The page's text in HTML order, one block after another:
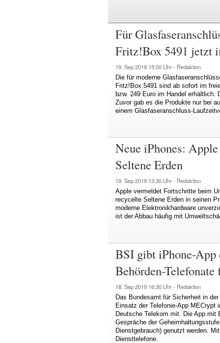
Für
Fritz!Box 5491 jetzt
19. Sep 2019 15:00 Uhr - Redaktion
Die für moderne
Fritz!Box 5491 sind ab sofort im
bzw. 249 Euro im Handel erhältlich.
Zuvor gab es die Produkte nur bei
einem Glasfaseranschluss-
Neue iPhones:
Seltene Erden
19. Sep 2019 13:30 Uhr - Redaktion
Apple vermeldet Fortschritte beim
recycelte Seltene Erden in seinen
moderne Elektronikhardware
ist der Abbau häufig mit
BSI gibt iPhone-
Behörden-Telefonate
18. Sep 2019 16:30 Uhr - Redaktion
Das Bundesamt für Sicherheit in
Einsatz der Telefonie-App MECrypt
Deutsche Telekom mit. Die App mit
Gespräche der
Dienstgebrauch) genutzt werden.
Diensttelefone.